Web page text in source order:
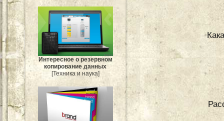
Интересное о резервном
копирование данных
[Техника и наука]